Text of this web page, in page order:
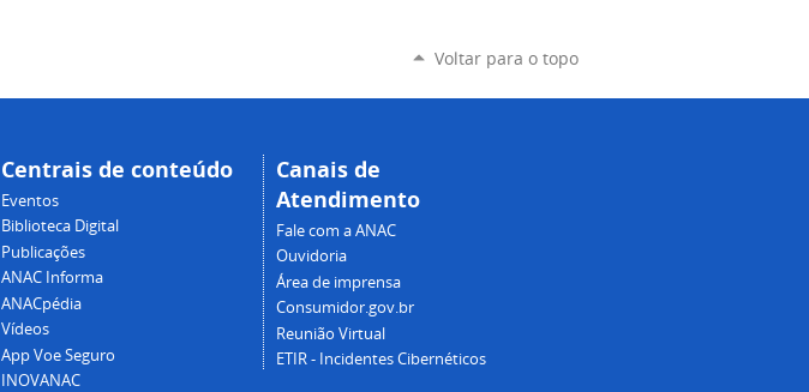
Voltar para o topo
Centrais de conteúdo
Eventos
Biblioteca Digital
Publicações
ANAC Informa
ANACpédia
Vídeos
App Voe Seguro
INOVANAC
Canais de
Atendimento
Fale com a ANAC
Ouvidoria
Área de imprensa
Consumidor.gov.br
Reunião Virtual
ETIR - Incidentes Cibernéticos